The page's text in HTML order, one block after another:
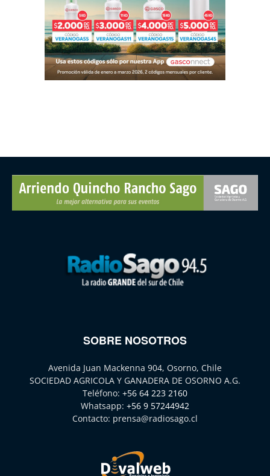
SOBRE NOSOTROS
Avenida Juan Mackenna 904, Osorno, Chile
SOCIEDAD AGRICOLA Y GANADERA DE OSORNO A.G.
Teléfono: +56 64 223 2160
Whatsapp: +56 9 57244942
Contacto: prensa@radiosago.cl